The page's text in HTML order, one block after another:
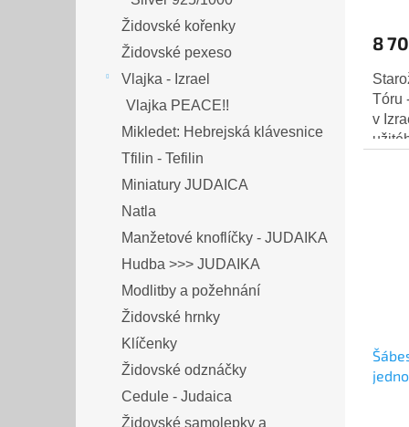
Židovské kořenky
Židovské pexeso
Vlajka - Izrael
Vlajka PEACE!!
Mikledet: Hebrejská klávesnice
Tfilin - Tefilin
Miniatury JUDAICA
Natla
Manžetové knoflíčky - JUDAIKA
Hudba >>> JUDAIKA
Modlitby a požehnání
Židovské hrnky
Klíčenky
Židovské odznáčky
Cedule - Judaica
Židovské samolepky a
8
Tóru
v